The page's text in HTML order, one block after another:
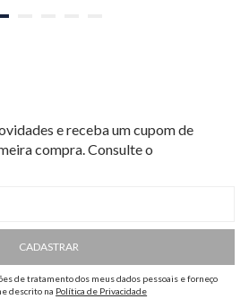
e receba um cupom de
compra. Consulte o
CADASTRAR
de tratamento dos meus dados pessoais e forneço
descrito na Política de Privacidade